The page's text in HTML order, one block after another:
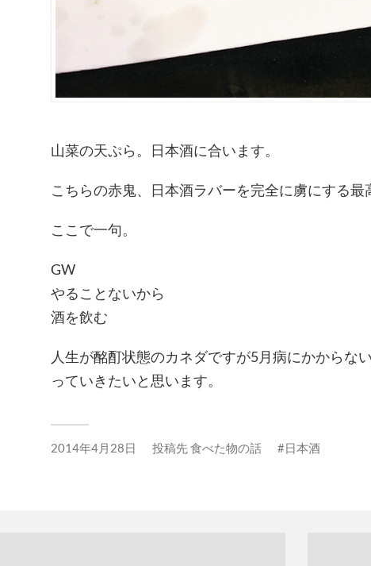
山菜の天ぷら。日本酒に合います。
こちらの赤鬼、日本酒ラバーを完全に虜にする最
ここで一句。
GW
やることないから
酒を飲む
人生が酩酊状態のカネダですが5月病にかからな
っていきたいと思います。
2014年4月28日 投稿先食べた物の話 日本酒